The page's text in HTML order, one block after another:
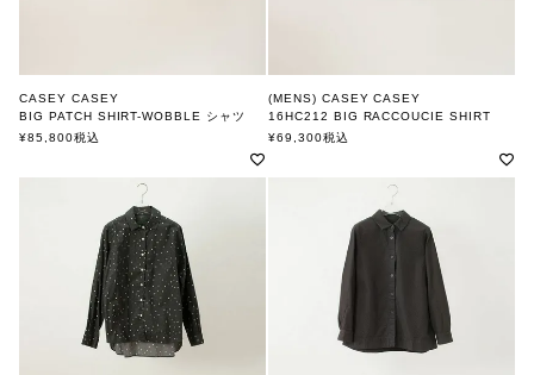
CASEY CASEY
BIG PATCH SHIRT-WOBBLE シャツ
ケーシーケーシー
¥85,800税込
(MENS) CASEY CASEY
16HC212 BIG RACCOUCIE SHIRT
ケーシーケーシー
¥69,300税込